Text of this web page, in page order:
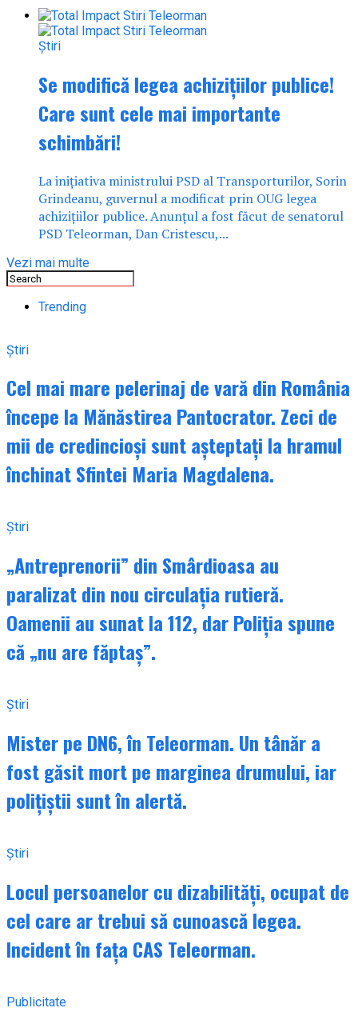
Știri
Se modifică legea achizițiilor publice!
Care sunt cele mai importante
schimbări!
La inițiativa ministrului PSD al Transporturilor, Sorin
Grindeanu, guvernul a modificat prin OUG legea
achizițiilor publice. Anunțul a fost făcut de senatorul
PSD Teleorman, Dan Cristescu,...
Vezi mai multe
Trending
Știri
Cel mai mare pelerinaj de vară din România
începe la Mănăstirea Pantocrator. Zeci de
mii de credincioși sunt așteptați la hramul
închinat Sfintei Maria Magdalena.
Știri
„Antreprenorii” din Smârdioasa au
paralizat din nou circulația rutieră.
Oamenii au sunat la 112, dar Poliția spune
că „nu are făptaș”.
Știri
Mister pe DN6, în Teleorman. Un tânăr a
fost găsit mort pe marginea drumului, iar
polițiștii sunt în alertă.
Știri
Locul persoanelor cu dizabilități, ocupat de
cel care ar trebui să cunoască legea.
Incident în fața CAS Teleorman.
Publicitate